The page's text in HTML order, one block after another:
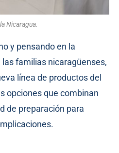
Nicaragua.
y pensando en la
familias nicaragüenses,
línea de productos del
opciones que combinan
de preparación para